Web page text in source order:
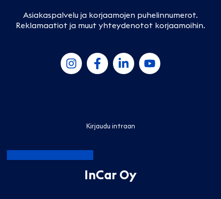
Asiakaspalvelu ja korjaamojen puhelinnumerot.
Reklamaatiot ja muut yhteydenotot korjaamoihin.
Kirjaudu intraan
InCar Oy